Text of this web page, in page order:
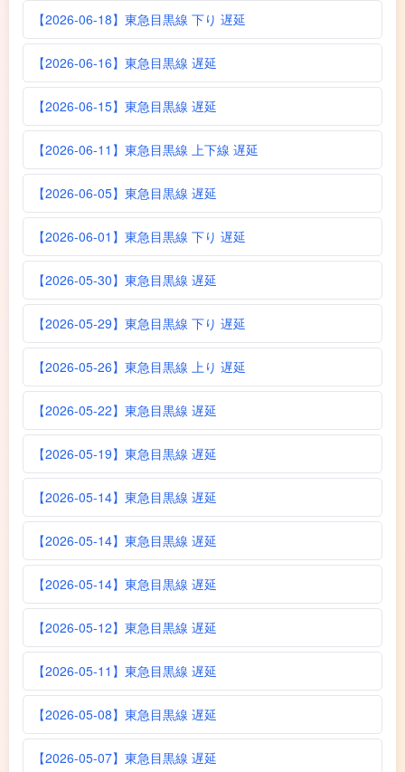
【2026-06-18】東急目黒線 下り 遅延
【2026-06-16】東急目黒線 遅延
【2026-06-15】東急目黒線 遅延
【2026-06-11】東急目黒線 上下線 遅延
【2026-06-05】東急目黒線 遅延
【2026-06-01】東急目黒線 下り 遅延
【2026-05-30】東急目黒線 遅延
【2026-05-29】東急目黒線 下り 遅延
【2026-05-26】東急目黒線 上り 遅延
【2026-05-22】東急目黒線 遅延
【2026-05-19】東急目黒線 遅延
【2026-05-14】東急目黒線 遅延
【2026-05-14】東急目黒線 遅延
【2026-05-14】東急目黒線 遅延
【2026-05-12】東急目黒線 遅延
【2026-05-11】東急目黒線 遅延
【2026-05-08】東急目黒線 遅延
【2026-05-07】東急目黒線 遅延